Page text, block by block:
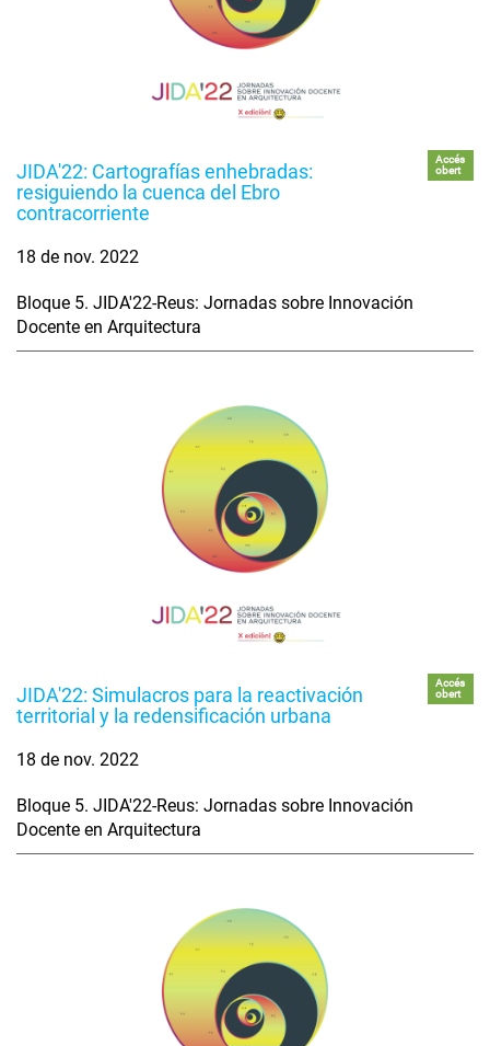
JIDA'22: Cartografías enhebradas:
resiguiendo la cuenca del Ebro
contracorriente
Accés
obert
18 de nov. 2022
Bloque 5. JIDA'22-Reus: Jornadas sobre Innovación
Docente en Arquitectura
JIDA'22: Simulacros para la reactivación
territorial y la redensificación urbana
Accés
obert
18 de nov. 2022
Bloque 5. JIDA'22-Reus: Jornadas sobre Innovación
Docente en Arquitectura